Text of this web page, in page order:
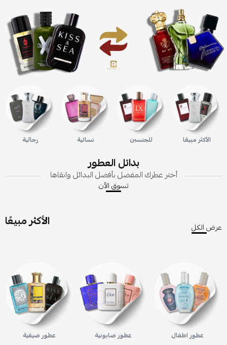
رجالية نسائية للجنسين الأكثر مبيعًا
بدائل العطور
أختر عطرك المفضل بأفضل البدائل وانقاها
تسوق الاّن
الأكثر مبيعًا عرض الكل
عطور صيفية عطور صابونية عطور اطفال